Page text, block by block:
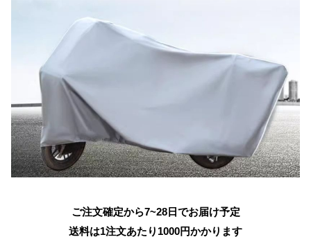
ご注文確定から7~28日でお届け予定
送料は1注文あたり 1000円かかります